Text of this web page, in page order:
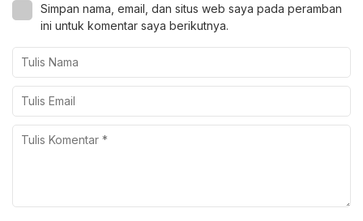
Simpan nama, email, dan situs web saya pada peramban
ini untuk komentar saya berikutnya.